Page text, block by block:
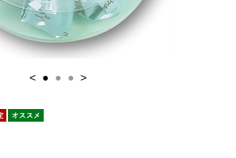
< ● ● ● >